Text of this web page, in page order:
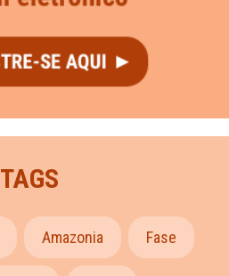
TAGS
Amazonia Fase